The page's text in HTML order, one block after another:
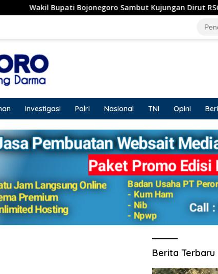
Sambut Kujungan Dirut RSCM, Siapkan
Investigasi Polri Nasional TNI Opini
Berita Terbaru